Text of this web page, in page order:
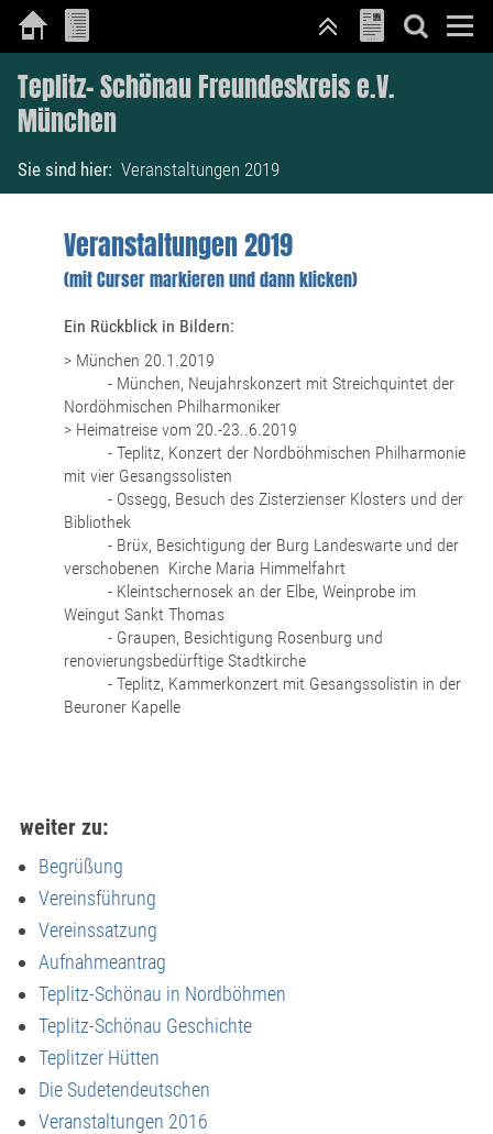
Teplitz- Schönau Freundeskreis e.V.
München
Sie sind hier: Veranstaltungen 2019
Veranstaltungen 2019
(mit Curser markieren und dann klicken)
Ein Rückblick in Bildern:
> München 20.1.2019
- München, Neujahrskonzert mit Streichquintet der
Nordöhmischen Philharmoniker
> Heimatreise vom 20.-23..6.2019
- Teplitz, Konzert der Nordböhmischen Philharmonie
mit vier Gesangssolisten
- Ossegg, Besuch des Zisterzienser Klosters und der
Bibliothek
- Brüx, Besichtigung der Burg Landeswarte und der
verschobenen Kirche Maria Himmelfahrt
- Kleintschernosek an der Elbe, Weinprobe im
Weingut Sankt Thomas
- Graupen, Besichtigung Rosenburg und
renovierungsbedürftige Stadtkirche
- Teplitz, Kammerkonzert mit Gesangssolistin in der
Beuroner Kapelle
weiter zu:
Begrüßung
Vereinsführung
Vereinssatzung
Aufnahmeantrag
Teplitz-Schönau in Nordböhmen
Teplitz-Schönau Geschichte
Teplitzer Hütten
Die Sudetendeutschen
Veranstaltungen 2016